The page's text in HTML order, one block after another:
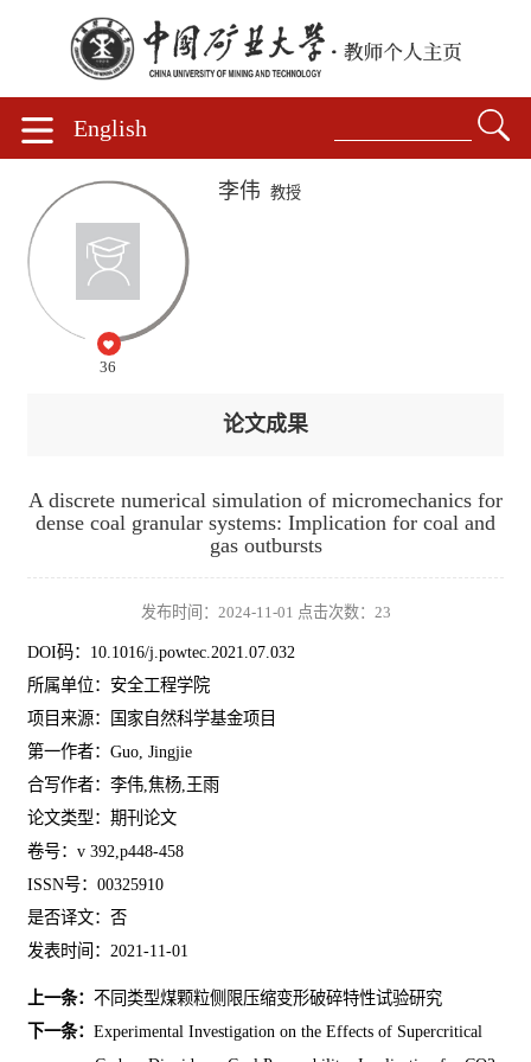
English
36
李伟 教授
论文成果
A discrete numerical simulation of micromechanics for
dense coal granular systems: Implication for coal and
gas outbursts
发布时间：2024-11-01 点击次数： 23
DOI码：10.1016/j.powtec.2021.07.032
所属单位：安全工程学院
项目来源：国家自然科学基金项目
第一作者：Guo, Jingjie
合写作者：李伟,焦杨,王雨
论文类型：期刊论文
卷号：v 392,p448-458
ISSN号：00325910
是否译文：否
发表时间：2021-11-01
上一条： 不同类型煤颗粒侧限压缩变形破碎特性试验研究
下一条： Experimental Investigation on the Effects of Supercritical